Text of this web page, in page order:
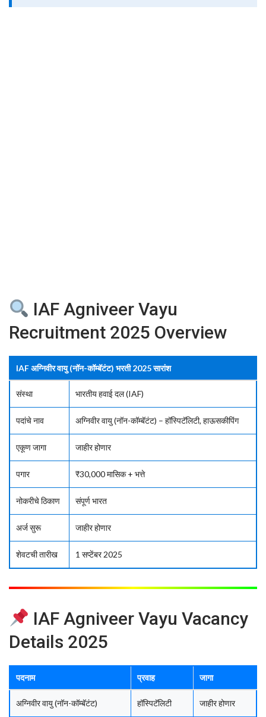
IAF Agniveer Vayu
Recruitment 2025 Overview
IAF अग्निवीर वायु (नॉन-कॉम्बॅटंट) भरती 2025 सारांश
संस्था भारतीय हवाई दल (IAF)
पदांचे नाव अग्निवीर वायु (नॉन-कॉम्बॅटंट) – हॉस्पिटॅलिटी, हाऊसकीपिंग
एकूण जागा जाहीर होणार
पगार ₹30,000 मासिक + भत्ते
नोकरीचे ठिकाण संपूर्ण भारत
अर्ज सुरू जाहीर होणार
शेवटची तारीख 1 सप्टेंबर 2025
IAF Agniveer Vayu Vacancy
Details 2025
पदनाम प्रवाह जागा
अग्निवीर वायु (नॉन-कॉम्बॅटंट) हॉस्पिटॅलिटी जाहीर होणार